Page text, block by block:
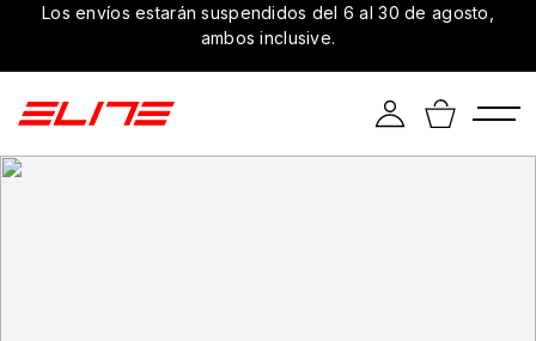
Los envíos estarán suspendidos del 6 al 30 de agosto,
ambos inclusive.